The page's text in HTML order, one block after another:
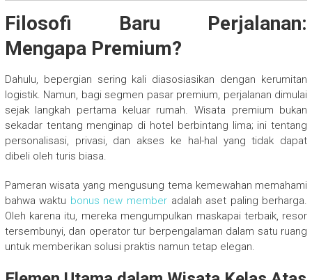
Filosofi Baru Perjalanan:
Mengapa Premium?
Dahulu, bepergian sering kali diasosiasikan dengan kerumitan
logistik. Namun, bagi segmen pasar premium, perjalanan dimulai
sejak langkah pertama keluar rumah. Wisata premium bukan
sekadar tentang menginap di hotel berbintang lima; ini tentang
personalisasi, privasi, dan akses ke hal-hal yang tidak dapat
dibeli oleh turis biasa.
Pameran wisata yang mengusung tema kemewahan memahami
bahwa waktu bonus new member adalah aset paling berharga.
Oleh karena itu, mereka mengumpulkan maskapai terbaik, resor
tersembunyi, dan operator tur berpengalaman dalam satu ruang
untuk memberikan solusi praktis namun tetap elegan.